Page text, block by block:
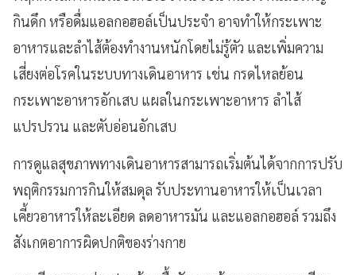
กินดึก หรือดื่มแอลกอฮอล์เป็นประจำ อาจทำให้กระเพาะ
อาหารและลำไส้ต้องทำงานหนักโดยไม่รู้ตัว และเพิ่มความ
เสี่ยงต่อโรคในระบบทางเดินอาหาร เช่น กรดไหลย้อน
กระเพาะอาหารอักเสบ แผลในกระเพาะอาหาร ลำไส้
แปรปรวน และตับอ่อนอักเสบ
การดูแลสุขภาพทางเดินอาหารสามารถเริ่มต้นได้จากการปรับ
พฤติกรรมการกินให้สมดุล รับประทานอาหารให้เป็นเวลา
เคี้ยวอาหารให้ละเอียด ลดอาหารมัน และแอลกอฮอล์ รวมถึง
สังเกตอาการผิดปกติของร่างกาย